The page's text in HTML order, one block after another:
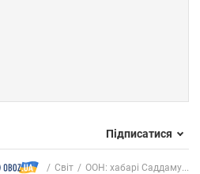
Підписатися
Світ ООН: хабарі Саддаму...